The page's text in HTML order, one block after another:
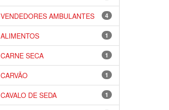
4
VENDEDORES AMBULANTES
1
ALIMENTOS
1
CARNE SECA
1
CARVÃO
1
CAVALO DE SEDA